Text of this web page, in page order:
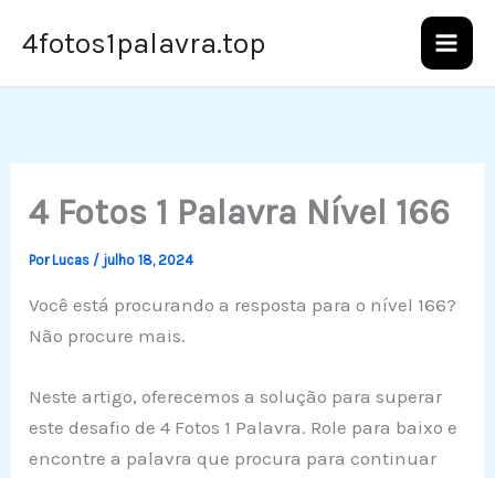
para4fotos1palavra.top
4 Fotos 1 Palavra Nível 166
PorLucas / julho 18, 2024
Você está procurando a resposta para o nível 166?
Não procure mais.
Neste artigo, oferecemos a solução para superar
este desafio de 4 Fotos 1 Palavra. Role para baixo e
encontre a palavra que procura para continuar